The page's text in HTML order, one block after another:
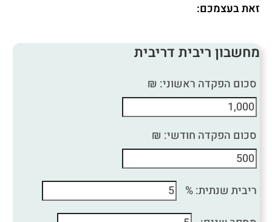
זאת בעצמכם:
מחשבון ריבית דריבית
סכום הפקדה ראשוני: ₪
סכום הפקדה חודשי: ₪
ריבית שנתית: %